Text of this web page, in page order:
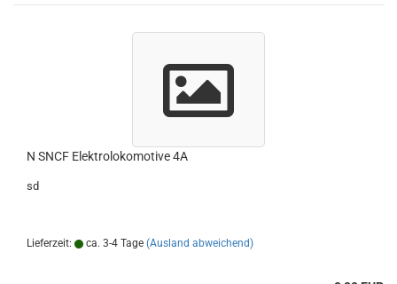
N SNCF Elektrolokomotive 4A
sd
Lieferzeit: ca. 3-4 Tage (Ausland abweichend)